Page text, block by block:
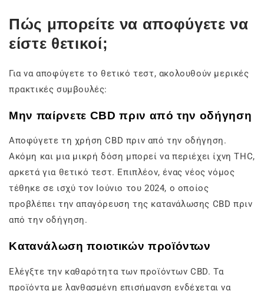
Πώς μπορείτε να αποφύγετε να
είστε θετικοί;
Για να αποφύγετε το θετικό τεστ, ακολουθούν μερικές
πρακτικές συμβουλές:
Μην παίρνετε CBD πριν από την οδήγηση
Αποφύγετε τη χρήση CBD πριν από την οδήγηση.
Ακόμη και μια μικρή δόση μπορεί να περιέχει ίχνη THC,
αρκετά για θετικό τεστ. Επιπλέον, ένας νέος νόμος
τέθηκε σε ισχύ τον Ιούνιο του 2024, ο οποίος
προβλέπει την απαγόρευση της κατανάλωσης CBD πριν
από την οδήγηση.
Κατανάλωση ποιοτικών προϊόντων
Ελέγξτε την καθαρότητα των προϊόντων CBD. Τα
προϊόντα με λανθασμένη επισήμανση ενδέχεται να